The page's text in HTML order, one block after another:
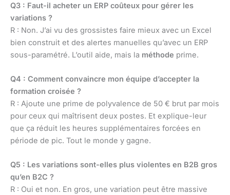
Q3 : Faut-il acheter un ERP coûteux pour gérer les
variations ?
R : Non. J’ai vu des grossistes faire mieux avec un Excel
bien construit et des alertes manuelles qu’avec un ERP
sous-paramétré. L’outil aide, mais la méthode prime.
Q4 : Comment convaincre mon équipe d’accepter la
formation croisée ?
R : Ajoute une prime de polyvalence de 50 € brut par mois
pour ceux qui maîtrisent deux postes. Et explique-leur
que ça réduit les heures supplémentaires forcées en
période de pic. Tout le monde y gagne.
Q5 : Les variations sont-elles plus violentes en B2B gros
qu’en B2C ?
R : Oui et non. En gros, une variation peut être massive